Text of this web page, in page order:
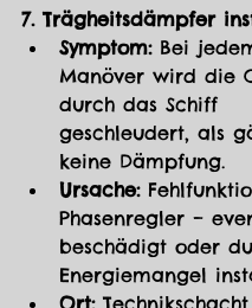
7. Trägheitsdämpfer
Symptom: Bei
Manöver wird die
durch das Schiff
geschleudert, als
keine Dämpfung.
Ursache:
Phasenregler –
beschädigt oder
Energiemangel